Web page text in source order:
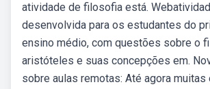
atividade de filosofia está.
desenvolvida para os estudantes do
ensino médio, com questões sobre o
aristóteles e suas concepções em.
sobre aulas remotas: Até agora